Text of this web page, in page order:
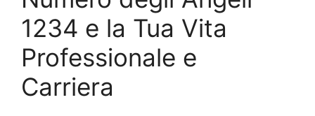
1234 e la Tua Vita
Professionale e
Carriera